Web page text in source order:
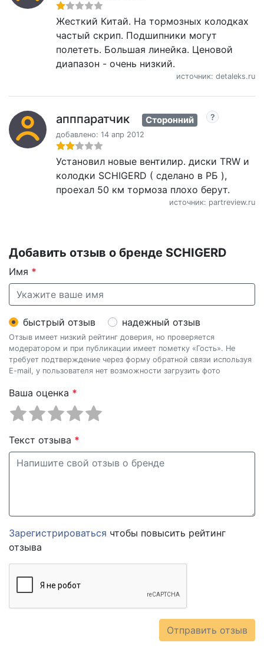
Жесткий Китай. На тормозных колодках
частый скрип. Подшипники могут
полететь. Большая линейка. Ценовой
диапазон - очень низкий.
источник: detaleks.ru
апппаратчик Сторонний
добавлено: 14 апр 2012
Установил новые вентилир. диски TRW и
колодки SCHIGERD ( сделано в РБ ),
проехал 50 км тормоза плохо берут.
источник: partreview.ru
Добавить отзыв о бренде SCHIGERD
Имя *
быстрый отзыв надежный отзыв
Отзыв имеет низкий рейтинг доверия, но проверяется
модератором и при публикации имеет пометку «Гость». Не
требует подтверждение через форму обратной связи используя
E-mail, у пользователя нет возможности загрузить фото
Ваша оценка *
Текст отзыва *
Зарегистрироваться чтобы повысить рейтинг
отзыва
Отправить отзыв